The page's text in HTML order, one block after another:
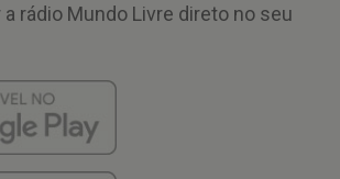
rádio Mundo Livre direto no seu